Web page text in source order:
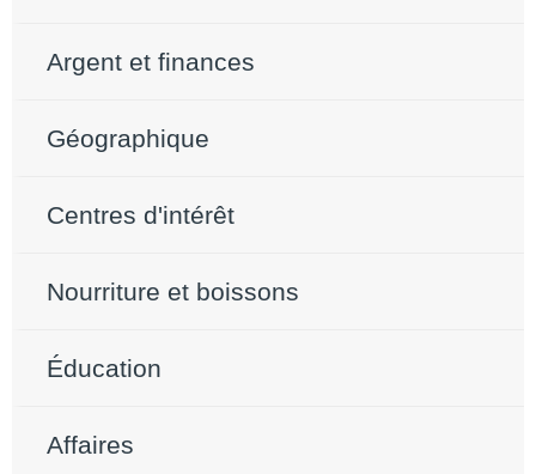
Argent et finances
Géographique
Centres d'intérêt
Nourriture et boissons
Éducation
Affaires